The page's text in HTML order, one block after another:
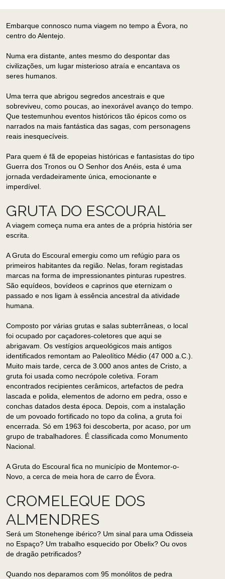
Embarque connosco numa viagem no tempo a Évora, no
centro do Alentejo.
Numa era distante, antes mesmo do despontar das
civilizações, um lugar misterioso atraía e encantava os
seres humanos.
Uma terra que abrigou segredos ancestrais e que
sobreviveu, como poucas, ao inexorável avanço do tempo.
Que testemunhou eventos históricos tão épicos como os
narrados na mais fantástica das sagas, com personagens
reais inesquecíveis.
Para quem é fã de epopeias históricas e fantasistas do tipo
Guerra dos Tronos ou O Senhor dos Anéis, esta é uma
jornada verdadeiramente única, emocionante e
imperdível.
GRUTA DO ESCOURAL
A viagem começa numa era antes de a própria história ser
escrita.
A Gruta do Escoural emergiu como um refúgio para os
primeiros habitantes da região. Nelas, foram registadas
marcas na forma de impressionantes pinturas rupestres.
São equídeos, bovídeos e caprinos que eternizam o
passado e nos ligam à essência ancestral da atividade
humana.
Composto por várias grutas e salas subterrâneas, o local
foi ocupado por caçadores-coletores que aqui se
abrigavam. Os vestígios arqueológicos mais antigos
identificados remontam ao Paleolítico Médio (47 000 a.C.).
Muito mais tarde, cerca de 3.000 anos antes de Cristo, a
gruta foi usada como necrópole coletiva. Foram
encontrados recipientes cerâmicos, artefactos de pedra
lascada e polida, elementos de adorno em pedra, osso e
conchas datados desta época. Depois, com a instalação
de um povoado fortificado no topo da colina, a gruta foi
encerrada. Só em 1963 foi descoberta, por acaso, por um
grupo de trabalhadores. É classificada como Monumento
Nacional.
A Gruta do Escoural fica no município de Montemor-o-
Novo, a cerca de meia hora de carro de Évora.
CROMELEQUE DOS
ALMENDRES
Será um Stonehenge ibérico? Um sinal para uma Odisseia
no Espaço? Um trabalho esquecido por Obelix? Ou ovos
de dragão petrificados?
Quando nos deparamos com 95 monólitos de pedra